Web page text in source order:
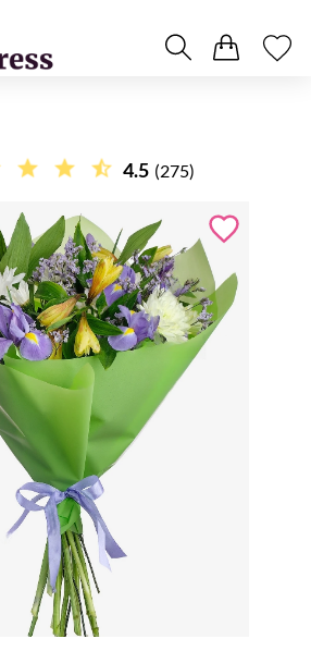
4.5 (275)